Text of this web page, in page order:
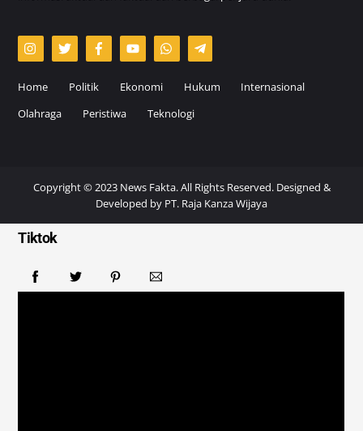
Home Politik Ekonomi Hukum
Internasional
Olahraga
Peristiwa Teknologi
Copyright © 2023 News Fakta. All Rights Reserved. Designed &
Developed by PT. Raja Kanza Wijaya
Tiktok